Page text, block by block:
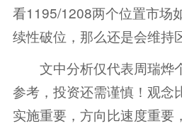
看1195/1208两个位置市场
续性破位，那么还是会维持
文中分析仅代表周瑞烨
参考，投资还需谨慎！观念
实施重要，方向比速度重要